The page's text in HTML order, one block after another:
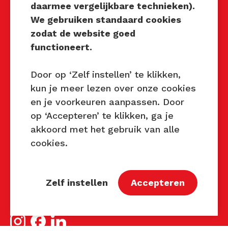
Privacy Beleid
Disclaimer
Contact
Contact
John van Mierlo
Telefoon: 06 137 345 47
E-mail: john@techniektastbaar.nl
Petra Lambert
petra@techniektastbaar.nl
daarmee vergelijkbare technieken).
We gebruiken standaard cookies
zodat de website goed
functioneert.
Door op ‘Zelf instellen’ te klikken,
kun je meer lezen over onze cookies
en je voorkeuren aanpassen. Door
op ‘Accepteren’ te klikken, ga je
akkoord met het gebruik van alle
cookies.
Zelf instellen Accepteren